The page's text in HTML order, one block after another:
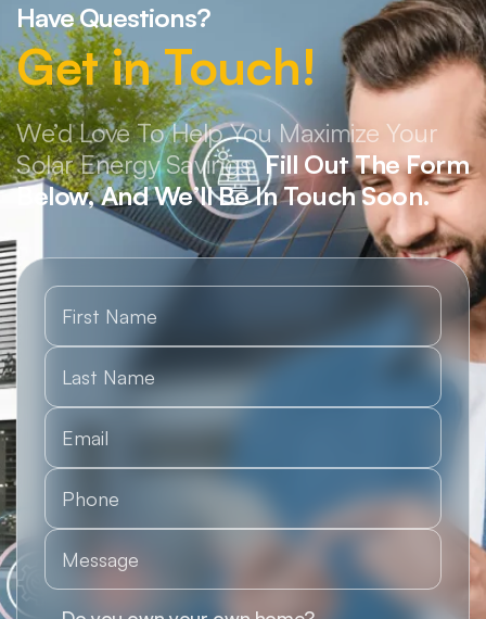
Have Questions?
Get in Touch!
We’d Love To Help You Maximize Your
Solar Energy Savings.Fill Out The Form
Below, And We’ll Be In Touch Soon.